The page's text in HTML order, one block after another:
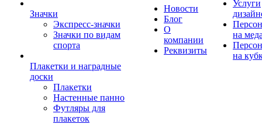
Значки
Экспресс-значки
Значки по видам
спорта
Плакетки и наградные
доски
Плакетки
Настенные панно
Футляры для
плакеток
Новости
Блог
О
компании
Реквизиты
Услуги
на
на